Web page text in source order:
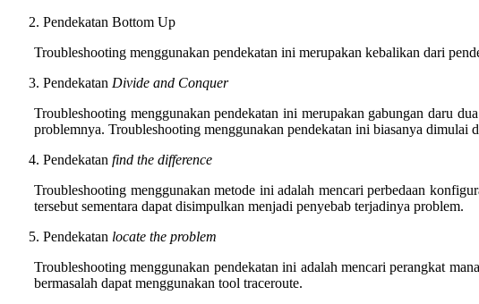
Pendekatan Bottom Up
Troubleshooting menggunakan pendekatan ini merupakan kebalikan dari
Pendekatan Divide and Conquer
Troubleshooting menggunakan pendekatan ini merupakan gabungan daru
problemnya. Troubleshooting menggunakan pendekatan ini biasanya dimulai
Pendekatan find the difference
Troubleshooting menggunakan metode ini adalah mencari perbedaan
tersebut sementara dapat disimpulkan menjadi penyebab terjadinya problem.
Pendekatan locate the problem
Troubleshooting menggunakan pendekatan ini adalah mencari perangkat
bermasalah dapat menggunakan tool traceroute.